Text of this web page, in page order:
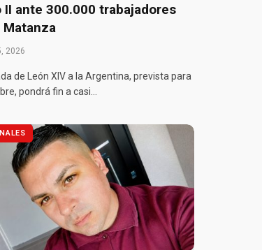
II ante 300.000 trabajadores
Matanza
2026
de León XIV a la Argentina, prevista para
pondrá fin a casi…